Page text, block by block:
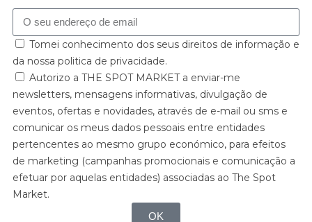
Tomei conhecimento dos seus direitos de informação e
da nossa politica de privacidade.
Autorizo a THE SPOT MARKET a enviar-me
newsletters, mensagens informativas, divulgação de
eventos, ofertas e novidades, através de e-mail ou sms e
comunicar os meus dados pessoais entre entidades
pertencentes ao mesmo grupo económico, para efeitos
de marketing (campanhas promocionais e comunicação a
efetuar por aquelas entidades) associadas ao The Spot
Market.
OK